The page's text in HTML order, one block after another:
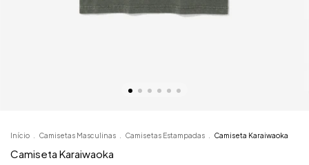
Início Camisetas Masculinas Camisetas Estampadas Camiseta Karaiwaoka
Camiseta Karaiwaoka